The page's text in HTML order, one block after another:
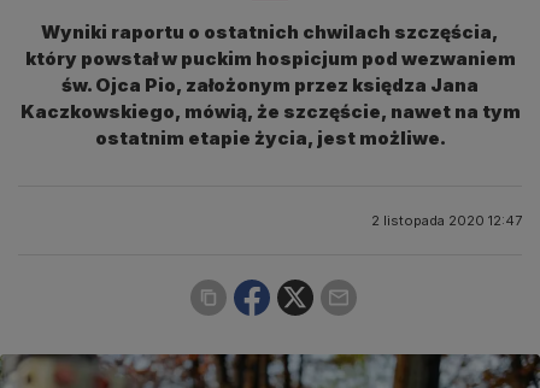
Wyniki raportu o ostatnich chwilach szczęścia,
który powstał w puckim hospicjum pod wezwaniem
św. Ojca Pio, założonym przez księdza Jana
Kaczkowskiego, mówią, że szczęście, nawet na tym
ostatnim etapie życia, jest możliwe.
2 listopada 2020 12:47